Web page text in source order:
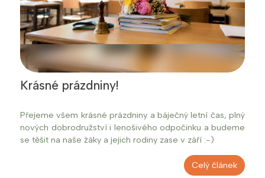
Krásné prázdniny!
Přejeme všem krásné prázdniny a báječný letní čas, plný
nových dobrodružství i lenošivého odpočinku a budeme
se těšit na naše žáky a jejich rodiny zase v září :-)
Celý článek